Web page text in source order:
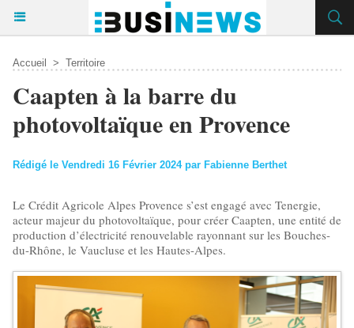
Accueil > Territoire
Caapten à la barre du
photovoltaïque en Provence
Rédigé le Vendredi 16 Février 2024 par Fabienne Berthet
Le Crédit Agricole Alpes Provence s’est engagé avec Tenergie,
acteur majeur du photovoltaïque, pour créer Caapten, une entité de
production d’électricité renouvelable rayonnant sur les Bouches-
du-Rhône, le Vaucluse et les Hautes-Alpes.